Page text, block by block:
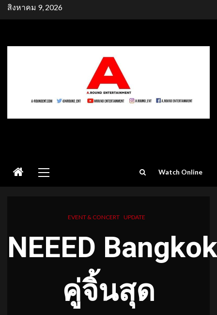
Skipสิงหาคม 9, 2026
Menu
Watch Online
EVENT & CONCERT UPDATE
NEEED Bangkok
คู่จิ้นสุด